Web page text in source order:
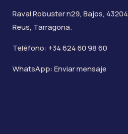
Raval Robuster n29, Bajos, 43204
Reus, Tarragona.
Teléfono: +34 624 60 98 60
WhatsApp: Enviar mensaje